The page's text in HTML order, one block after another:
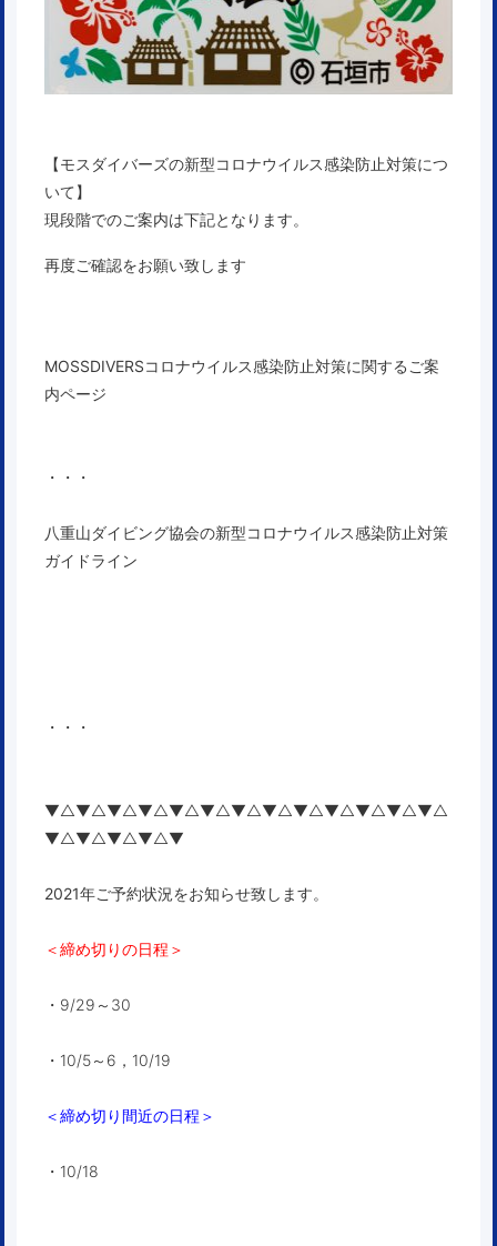
【モスダイバーズの新型コロナウイルス感染防止対策につ
いて】
現段階でのご案内は下記となります。
再度ご確認をお願い致します
MOSSDIVERSコロナウイルス感染防止対策に関するご案
内ページ
・・・
八重山ダイビング協会の新型コロナウイルス感染防止対策
ガイドライン
・・・
▼△▼△▼△▼△▼△▼△▼△▼△▼△▼△▼△▼△▼△
▼△▼△▼△▼△▼
2021年ご予約状況をお知らせ致します。
＜締め切りの日程＞
・9/29～30
・10/5～6，10/19
＜締め切り間近の日程＞
・10/18